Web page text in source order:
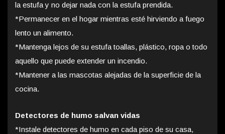
la estufa y no dejar nada con la estufa prendida.
*Permanecer en el hogar mientras esté hirviendo a fuego
lento un alimento.
*Mantenga lejos de su estufa toallas, plástico, ropa o todo
aquello que puede extender un incendio.
*Mantener a las mascotas alejadas de la superficie de la
cocina.
Detectores de humo salvan vidas
*Instale detectores de humo en cada piso de su casa,